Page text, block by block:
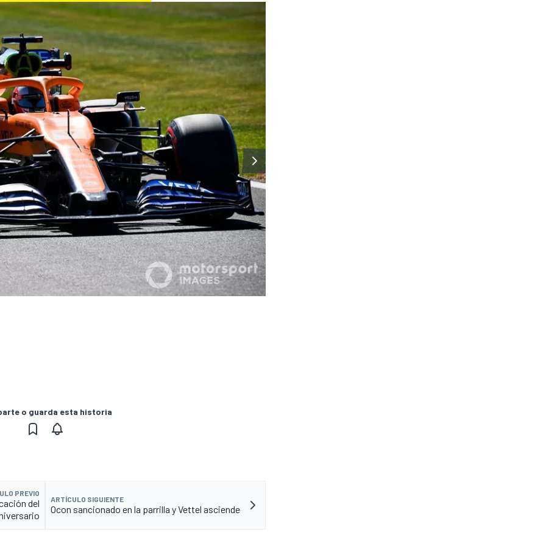
o guarda esta historia
PREVIO
del
ARTÍCULO SIGUIENTE
Ocon sancionado en la parrilla y Vettel asciende